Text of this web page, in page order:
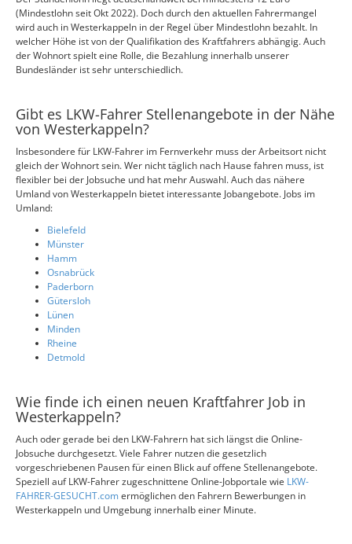
(Mindestlohn seit Okt 2022). Doch durch den aktuellen Fahrermangel
wird auch in Westerkappeln in der Regel über Mindestlohn bezahlt. In
welcher Höhe ist von der Qualifikation des Kraftfahrers abhängig. Auch
der Wohnort spielt eine Rolle, die Bezahlung innerhalb unserer
Bundesländer ist sehr unterschiedlich.
Gibt es LKW-Fahrer Stellenangebote in der Nähe
von Westerkappeln?
Insbesondere für LKW-Fahrer im Fernverkehr muss der Arbeitsort nicht
gleich der Wohnort sein. Wer nicht täglich nach Hause fahren muss, ist
flexibler bei der Jobsuche und hat mehr Auswahl. Auch das nähere
Umland von Westerkappeln bietet interessante Jobangebote. Jobs im
Umland:
Bielefeld
Münster
Hamm
Osnabrück
Paderborn
Gütersloh
Lünen
Minden
Rheine
Detmold
Wie finde ich einen neuen Kraftfahrer Job in
Westerkappeln?
Auch oder gerade bei den LKW-Fahrern hat sich längst die Online-
Jobsuche durchgesetzt. Viele Fahrer nutzen die gesetzlich
vorgeschriebenen Pausen für einen Blick auf offene Stellenangebote.
Speziell auf LKW-Fahrer zugeschnittene Online-Jobportale wie LKW-
FAHRER-GESUCHT.comermöglichen den Fahrern Bewerbungen in
Westerkappeln und Umgebung innerhalb einer Minute.